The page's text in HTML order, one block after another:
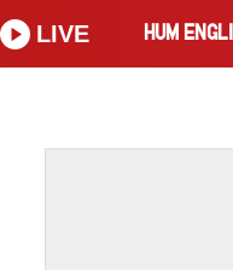
HUM
LIVE